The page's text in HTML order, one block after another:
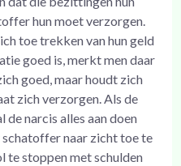
hun moet verzorgen.
toe trekken van hun geld
goed is, merkt men daar
goed, maar houdt zich
zich verzorgen. Als de
narcis alles aan doen
schatoffer naar zicht toe te
te stoppen met schulden